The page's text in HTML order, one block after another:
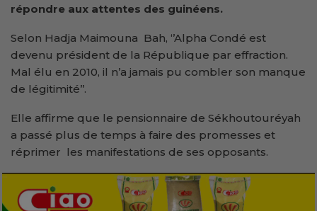
répondre aux attentes des guinéens.
Selon Hadja Maimouna Bah, ‘’Alpha Condé est
devenu président de la République par effraction.
Mal élu en 2010, il n’a jamais pu combler son manque
de légitimité’’.
Elle affirme que le pensionnaire de Sékhoutouréyah
a passé plus de temps à faire des promesses et
réprimer les manifestations de ses opposants.